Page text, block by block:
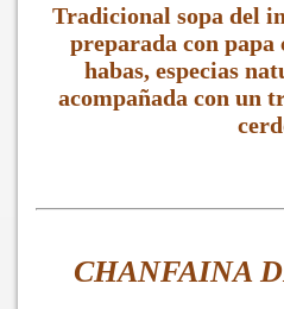
Tradicional sopa del
preparada con
habas, especias
acompañada con un
CHANFAINA